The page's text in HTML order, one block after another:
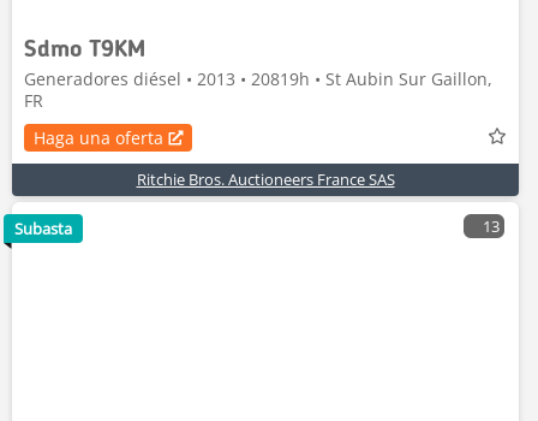
Sdmo T9KM
Generadores diésel • 2013 • 20819h • St Aubin Sur Gaillon,
FR
Haga una oferta
Ritchie Bros. Auctioneers France SAS
13
Subasta